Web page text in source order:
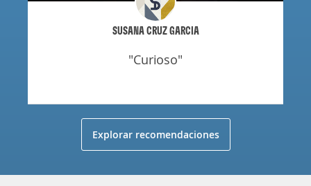
SUSANA CRUZ GARCIA
"curioso"
Explorar recomendaciones